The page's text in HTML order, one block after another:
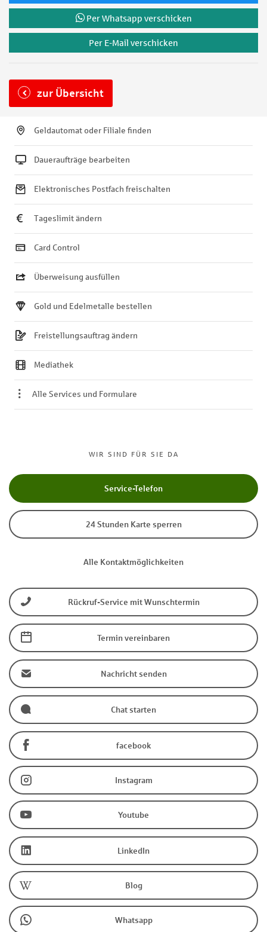
Per Whatsapp verschicken
Per E-Mail verschicken
zur Übersicht
WIR SIND FÜR SIE DA
Service-Telefon
24 Stunden Karte sperren
Alle Kontaktmöglichkeiten
Rückruf-Service mit Wunschtermin
Termin vereinbaren
Nachricht senden
Chat starten
facebook
Instagram
Youtube
LinkedIn
Blog
Whatsapp
Geldautomat oder Filiale finden
Daueraufträge bearbeiten
Elektronisches Postfach freischalten
Tageslimit ändern
Card Control
Überweisung ausfüllen
Gold und Edelmetalle bestellen
Freistellungsauftrag ändern
Mediathek
Alle Services und Formulare